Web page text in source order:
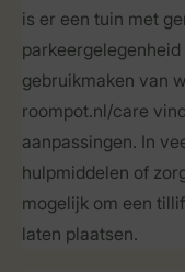
is er een tuin met
gebruikmaken van
roompot.nl/care
aanpassingen. In
hulpmiddelen of
mogelijk om een
laten plaatsen.